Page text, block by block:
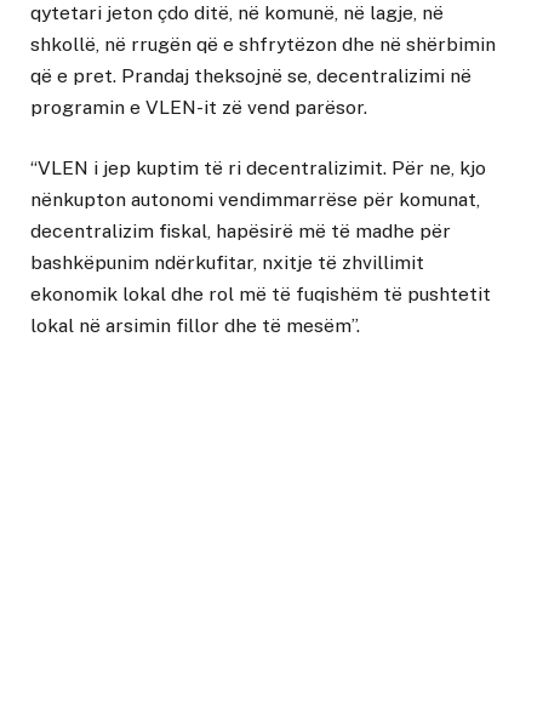
qytetari jeton çdo ditë, në komunë, në lagje, në
shkollë, në rrugën që e shfrytëzon dhe në shërbimin
që e pret. Prandaj theksojnë se, decentralizimi në
programin e VLEN-it zë vend parësor.
“VLEN i jep kuptim të ri decentralizimit. Për ne, kjo
nënkupton autonomi vendimmarrëse për komunat,
decentralizim fiskal, hapësirë më të madhe për
bashkëpunim ndërkufitar, nxitje të zhvillimit
ekonomik lokal dhe rol më të fuqishëm të pushtetit
lokal në arsimin fillor dhe të mesëm”.